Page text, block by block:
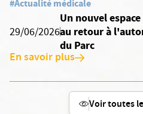
#Actualité médicale
29/06/2026
Un nouvel
au retour à
du Parc
En savoir plus
Voir toutes